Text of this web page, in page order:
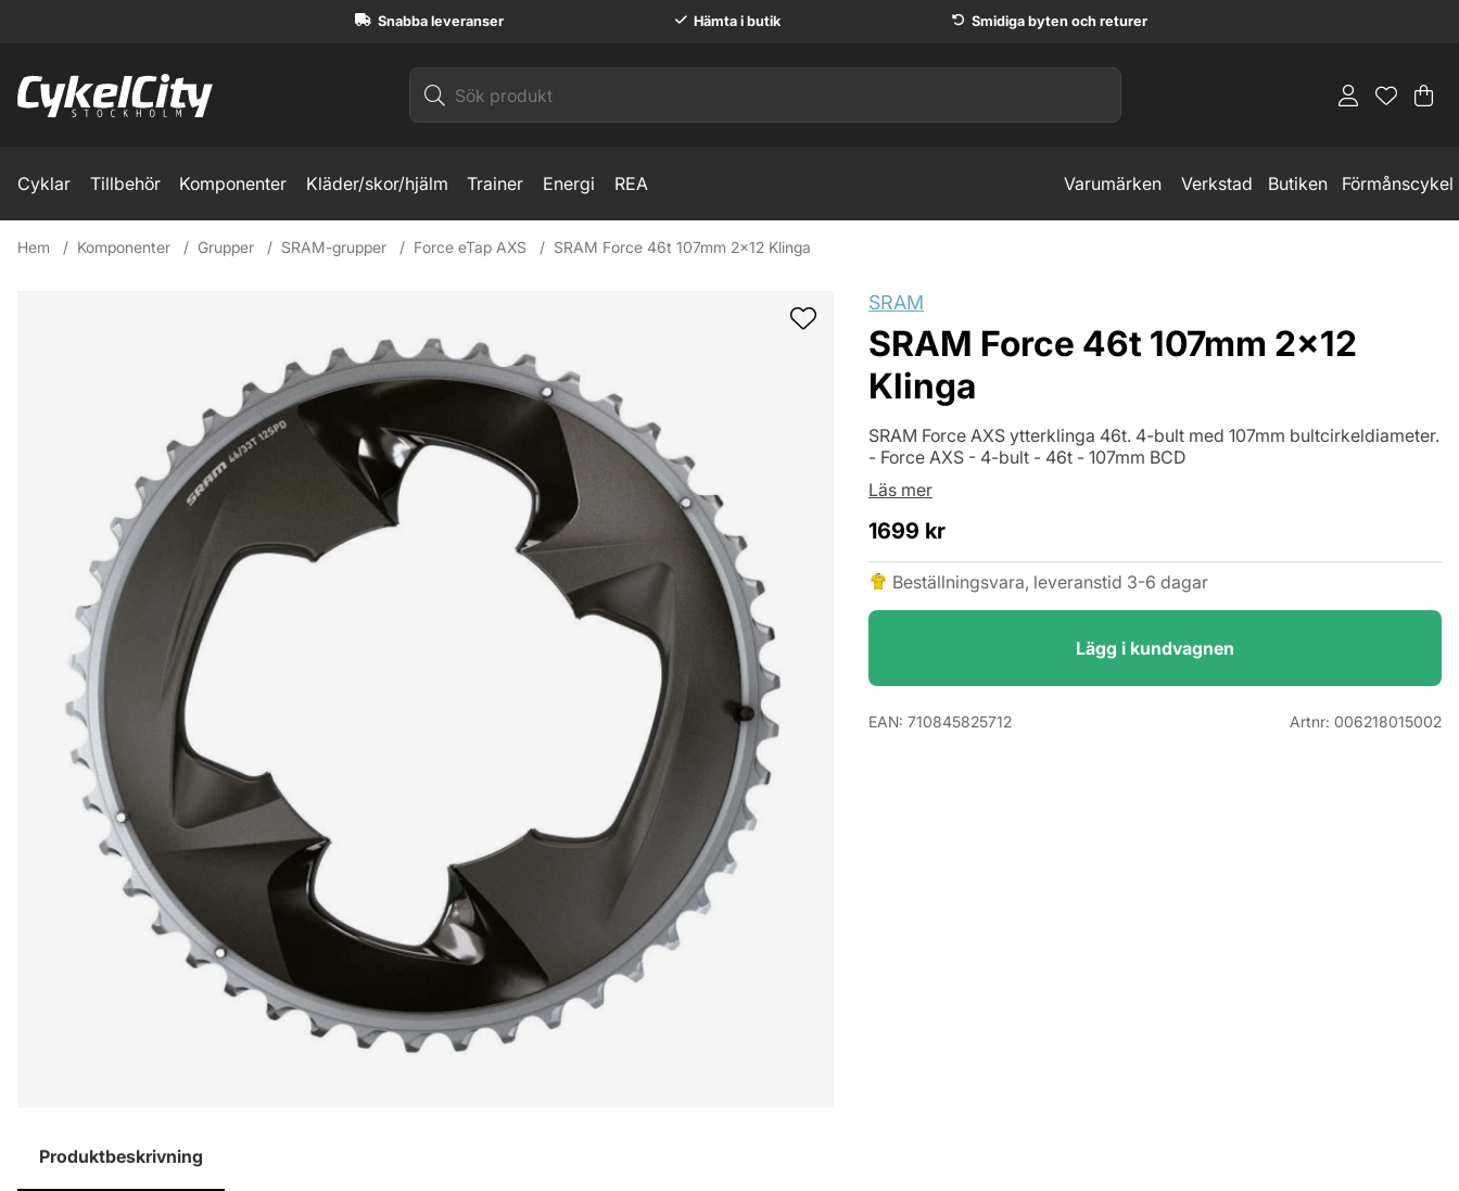
Snabba leveranser Hämta i butik Smidiga byten och returer
.
Cyklar Tillbehör Komponenter Kläder/skor/hjälm Trainer Energi REA Varumärken Verkstad Butiken Förmånscykel
Hem Komponenter Grupper SRAM-grupper Force eTap AXS SRAM Force 46t 107mm 2x12 Klinga
SRAM
SRAM Force 46t 107mm 2x12
Klinga
SRAM Force AXS ytterklinga 46t. 4-bult med 107mm bultcirkeldiameter.
- Force AXS - 4-bult - 46t - 107mm BCD
Läs mer
1699 kr
Beställningsvara, leveranstid 3-6 dagar
Lägg i kundvagnen
EAN: 710845825712 Artnr: 006218015002
Produktbeskrivning